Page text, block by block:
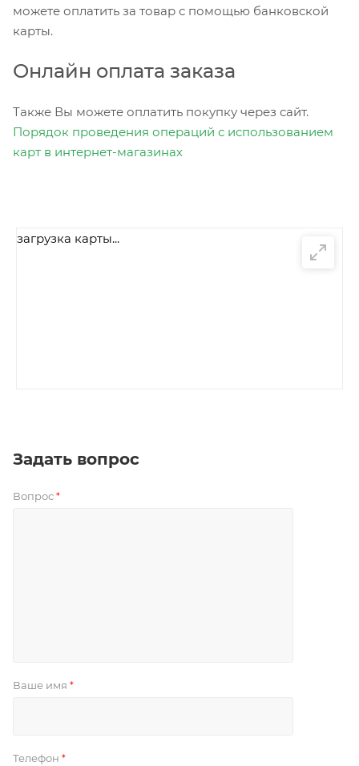
можете оплатить за товар с помощью банковской
карты.
Онлайн оплата заказа
Также Вы можете оплатить покупку через сайт.
Порядок проведения операций с использованием
карт в интернет-магазинах
загрузка карты...
Задать вопрос
Вопрос *
Ваше имя *
Телефон *